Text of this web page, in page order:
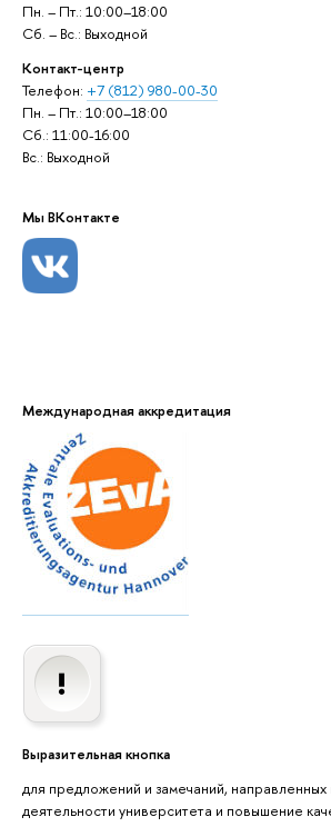
Пн. – Пт.: 10:00–18:00
Сб. – Вс.: Выходной
Контакт-центр
Телефон: +7 (812) 980-00-30
Пн. – Пт.: 10:00–18:00
Сб.: 11:00-16:00
Вс.: Выходной
Мы ВКонтакте
Международная аккредитация
Выразительная кнопка
для предложений и замечаний, направленных
деятельности университета и повышение